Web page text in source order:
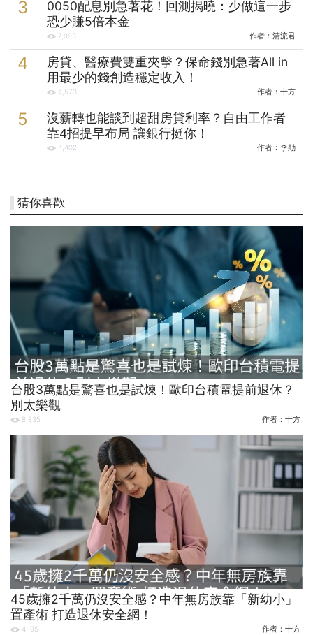
0050配息別急著花！回測揭曉：少做這一步
恐少賺5倍本金
7,993 作者： 清流君
房貸、醫療費雙重夾擊？保命錢別急著All in
用最少的錢創造穩定收入！
4,573 作者： 十方
沒薪轉也能談到超甜房貸利率？自由工作者
靠4招提早布局 讓銀行挺你！
4,402 作者： 李勛
猜你喜歡
台股3萬點是驚喜也是試煉！歐印台積電提前退休？
別太樂觀
8,835 作者： 十方
45歲擁2千萬仍沒安全感？中年無房族靠「新幼小」
置產術 打造退休安全網！
4,195 作者： 十方